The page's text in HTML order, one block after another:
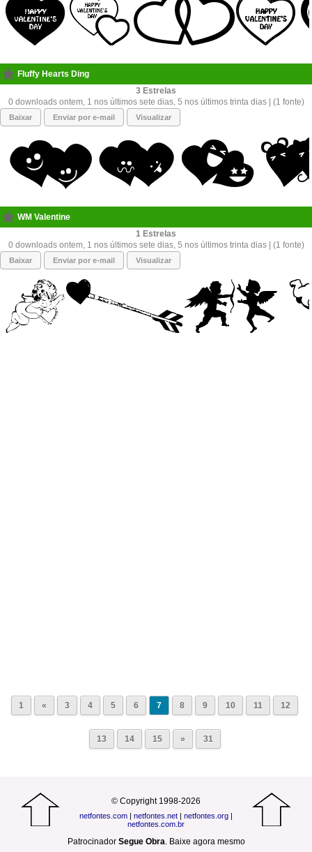
Fluffy Hearts Ding
3
0 downloads ontem, 1 nos últimos sete dias, 5 nos últimos trinta dias | (1 fonte)
Baixar Enviar por e-mail Visualizar
WM Valentine
1
0 downloads ontem, 1 nos últimos sete dias, 5 nos últimos trinta dias | (1 fonte)
Baixar Enviar por e-mail Visualizar
1 « 3 4 5 6 7 8 9 10 11 12
13 14 15 » 31
© Copyright 1998-2026
netfontes.com | netfontes.net | netfontes.org |
netfontes.com.br
Patrocinador Segue Obra. Baixe agora mesmo